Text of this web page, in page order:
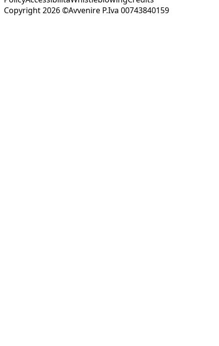
Copyright 2026 ©Avvenire P.Iva 00743840159